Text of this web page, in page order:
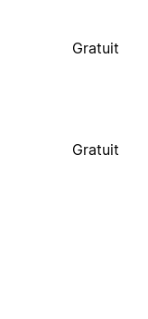
Gratuit
Gratuit